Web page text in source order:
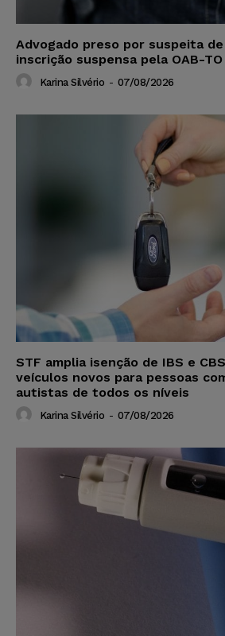
Advogado preso por suspeita
inscrição suspensa pela OAB-TO
Karina Silvério - 07/08/2026
STF amplia isenção de IBS e
veículos novos para pessoas
autistas de todos os níveis
Karina Silvério - 07/08/2026